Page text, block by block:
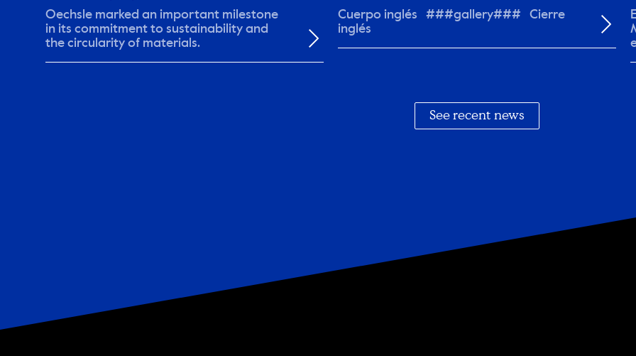
remanufactured garments
Oechsle marked an important milestone
in its commitment to sustainability and
the circularity of materials.
Cuerpo inglés ###gallery### Cierre
inglés
See recent news